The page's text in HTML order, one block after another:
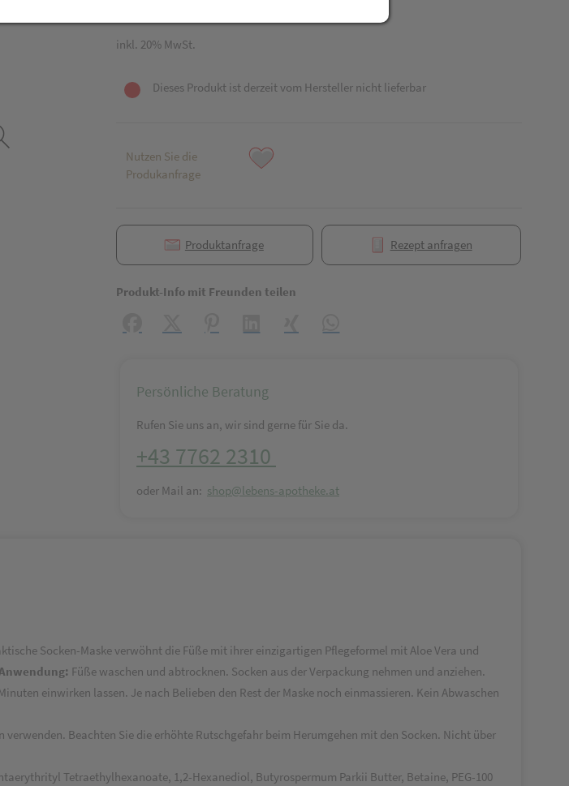
inkl. 20% MwSt.
Dieses Produkt ist derzeit vom Hersteller nicht lieferbar
Nutzen Sie die
Produkanfrage
Produktanfrage Rezept anfragen
Produkt-Info mit Freunden teilen
Persönliche Beratung
Rufen Sie uns an, wir sind gerne für Sie da.
+43 7762 2310
oder Mail an: shop@lebens-apotheke.at
Socken-Maske verwöhnt die Füße mit ihrer einzigartigen Pflegeformel mit Aloe Vera und
Füße waschen und abtrocknen. Socken aus der Verpackung nehmen und anziehen.
einwirken lassen. Je nach Belieben den Rest der Maske noch einmassieren. Kein Abwaschen
Beachten Sie die erhöhte Rutschgefahr beim Herumgehen mit den Socken. Nicht über
Tetraethylhexanoate, 1,2-Hexanediol, Butyrospermum Parkii Butter, Betaine, PEG-100